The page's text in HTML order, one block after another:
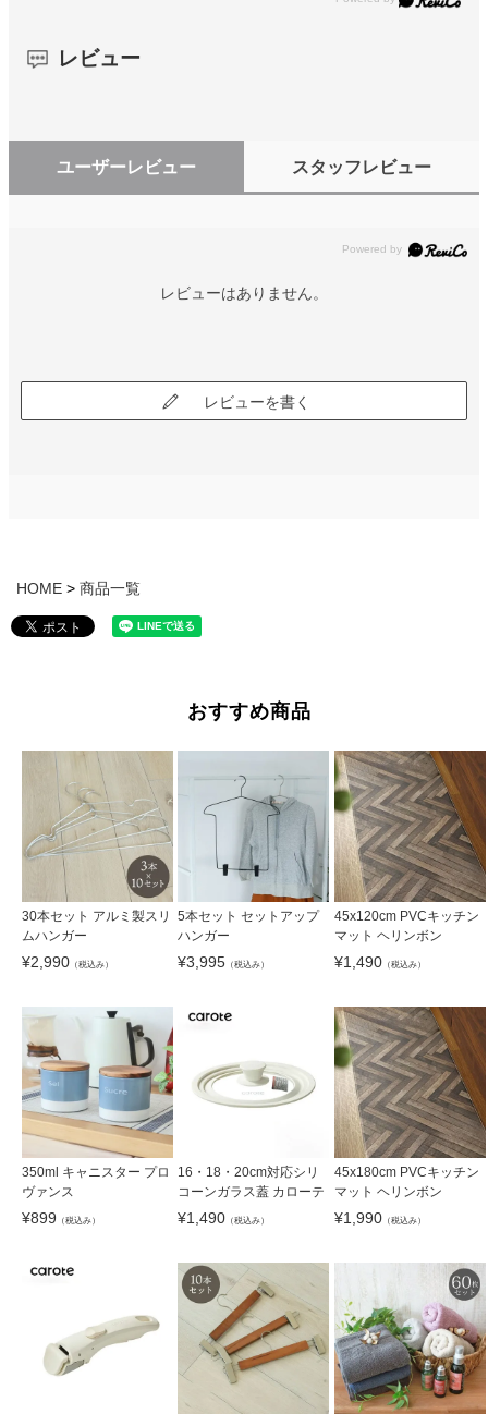
レビュー
ユーザーレビュー スタッフレビュー
レビューはありません。
レビューを書く
HOME 商品一覧
おすすめ商品
30本セット アルミ製スリ
ムハンガー
¥2,990 （税込み）
5本セット セットアップ
ハンガー
¥3,995 （税込み）
45x120cm PVCキッチン
マット ヘリンボン
¥1,490（税込み）
350ml キャニスター プロ
ヴァンス
¥899 （税込み）
16・18・20cm対応シリ
コーンガラス蓋 カローテ
¥1,490 （税込み）
45x180cm PVCキッチン
マット ヘリンボン
¥1,990（税込み）